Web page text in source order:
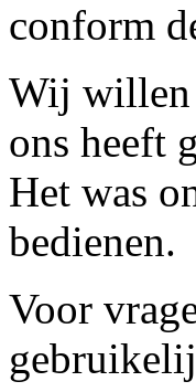
conform
Wij willen
ons heeft
Het was
bedienen.
Voor